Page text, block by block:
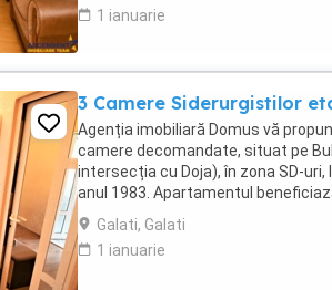
1 ianuarie
3 Camere Siderurgistilor
Agenția imobiliară Domus vă
camere decomandate, situat pe
intersecția cu Doja), în zona SD-
anul 1983. Apartamentul
Siderurgiștilor, oferind o panoramă ...
Galati, Galati
1 ianuarie